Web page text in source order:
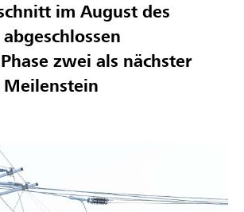
im August des
zwei als nächster